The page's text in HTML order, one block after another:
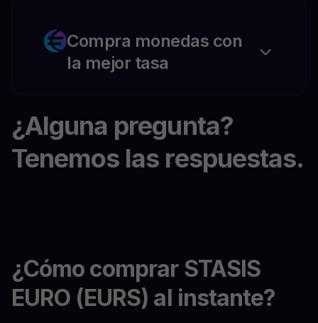
Compra monedas con
la mejor tasa
¿Alguna pregunta?
Tenemos las respuestas.
¿Cómo comprar STASIS
EURO (EURS) al instante?